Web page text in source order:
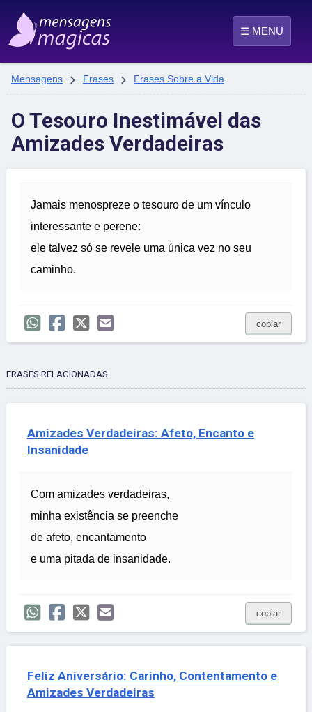
☰ MENU
Mensagens  Frases  Frases Sobre a Vida
O Tesouro Inestimável das
Amizades Verdadeiras
Jamais menospreze o tesouro de um vínculo
interessante e perene:
ele talvez só se revele uma única vez no seu
caminho.
copiar
FRASES RELACIONADAS
Amizades Verdadeiras: Afeto, Encanto e
Insanidade
Com amizades verdadeiras,
minha existência se preenche
de afeto, encantamento
e uma pitada de insanidade.
copiar
Feliz Aniversário: Carinho, Contentamento e
Amizades Verdadeiras